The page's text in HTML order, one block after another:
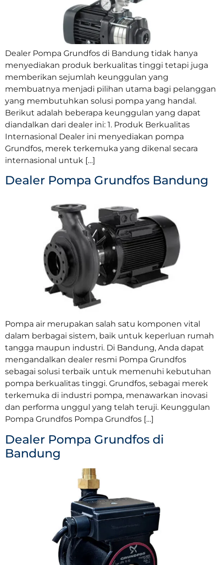
Dealer Pompa Grundfos di Bandung tidak hanya
menyediakan produk berkualitas tinggi tetapi juga
memberikan sejumlah keunggulan yang
membuatnya menjadi pilihan utama bagi pelanggan
yang membutuhkan solusi pompa yang handal.
Berikut adalah beberapa keunggulan yang dapat
diandalkan dari dealer ini: 1. Produk Berkualitas
Internasional Dealer ini menyediakan pompa
Grundfos, merek terkemuka yang dikenal secara
internasional untuk […]
Dealer Pompa Grundfos Bandung
Pompa air merupakan salah satu komponen vital
dalam berbagai sistem, baik untuk keperluan rumah
tangga maupun industri. Di Bandung, Anda dapat
mengandalkan dealer resmi Pompa Grundfos
sebagai solusi terbaik untuk memenuhi kebutuhan
pompa berkualitas tinggi. Grundfos, sebagai merek
terkemuka di industri pompa, menawarkan inovasi
dan performa unggul yang telah teruji. Keunggulan
Pompa Grundfos Pompa Grundfos […]
Dealer Pompa Grundfos di
Bandung